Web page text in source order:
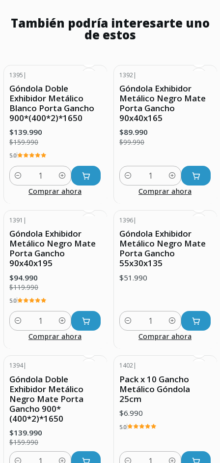
También podría interesarte uno
de estos
1395 |
Góndola Doble
Exhibidor Metálico
Blanco Porta Gancho
900*(400*2)*1650
$139.990
$159.990
5.0
Cantidad
Comprar ahora
1392|
Góndola Exhibidor
Metálico Negro Mate
Porta Gancho
90x40x165
$89.990
$99.990
Cantidad
Comprar ahora
1391 |
Góndola Exhibidor
Metálico Negro Mate
Porta Gancho
90x40x195
$94.990
$119.990
5.0
Cantidad
Comprar ahora
1396|
Góndola Exhibidor
Metálico Negro Mate
Porta Gancho
55x30x135
$51.990
Cantidad
Comprar ahora
1394|
Góndola Doble
Exhibidor Metálico
Negro Mate Porta
Gancho 900*
(400*2)*1650
$139.990
$159.990
1402|
Pack x 10 Gancho
Metálico Góndola
25cm
$6.990
5.0